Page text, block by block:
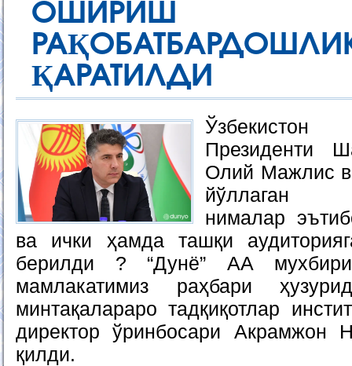
ОШИРИШ
ҚАРАТИЛДИ
Президенти
Олий Мажлис
йўллаган
нималар
ва ички ҳамда ташқи
берилди ? “Дунё” АА
мамлакатимиз раҳбари
минтақалараро тадқиқотлар
директор ўринбосари Акрамжон
қилди.